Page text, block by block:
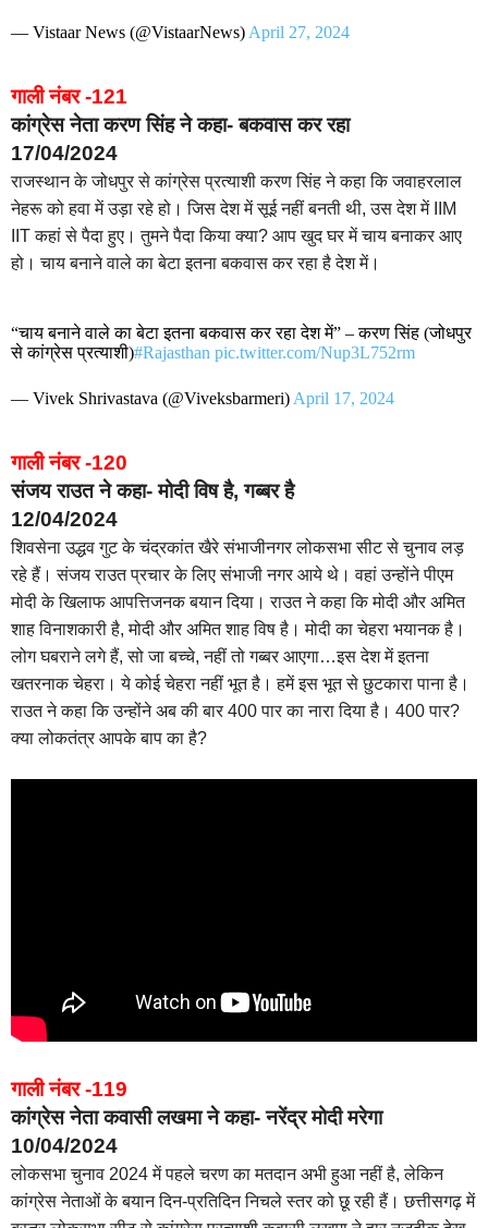
— Vistaar News (@VistaarNews) April 27, 2024
गाली नंबर -121
कांग्रेस नेता करण सिंह ने कहा- बकवास कर रहा
17/04/2024
राजस्थान के जोधपुर से कांग्रेस प्रत्याशी करण सिंह ने कहा कि जवाहरलाल
नेहरू को हवा में उड़ा रहे हो। जिस देश में सूई नहीं बनती थी, उस देश में IIM
IIT कहां से पैदा हुए। तुमने पैदा किया क्या? आप खुद घर में चाय बनाकर आए
हो। चाय बनाने वाले का बेटा इतना बकवास कर रहा है देश में।
“चाय बनाने वाले का बेटा इतना बकवास कर रहा देश में” – करण सिंह (जोधपुर
से कांग्रेस प्रत्याशी)#Rajasthan pic.twitter.com/Nup3L752rm
— Vivek Shrivastava (@Viveksbarmeri) April 17, 2024
गाली नंबर -120
संजय राउत ने कहा- मोदी विष है, गब्बर है
12/04/2024
शिवसेना उद्धव गुट के चंद्रकांत खैरे संभाजीनगर लोकसभा सीट से चुनाव लड़
रहे हैं। संजय राउत प्रचार के लिए संभाजी नगर आये थे। वहां उन्होंने पीएम
मोदी के खिलाफ आपत्तिजनक बयान दिया। राउत ने कहा कि मोदी और अमित
शाह विनाशकारी है, मोदी और अमित शाह विष है। मोदी का चेहरा भयानक है।
लोग घबराने लगे हैं, सो जा बच्चे, नहीं तो गब्बर आएगा…इस देश में इतना
खतरनाक चेहरा। ये कोई चेहरा नहीं भूत है। हमें इस भूत से छुटकारा पाना है।
राउत ने कहा कि उन्होंने अब की बार 400 पार का नारा दिया है। 400 पार?
क्या लोकतंत्र आपके बाप का है?
गाली नंबर -119
कांग्रेस नेता कवासी लखमा ने कहा- नरेंद्र मोदी मरेगा
10/04/2024
लोकसभा चुनाव 2024 में पहले चरण का मतदान अभी हुआ नहीं है, लेकिन
कांग्रेस नेताओं के बयान दिन-प्रतिदिन निचले स्तर को छू रही हैं। छत्तीसगढ़ में